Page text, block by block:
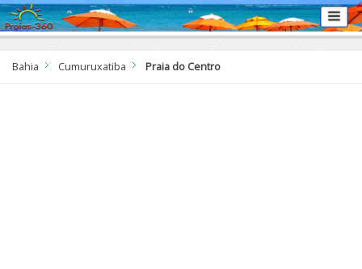
Bahia Cumuruxatiba Praia do Centro